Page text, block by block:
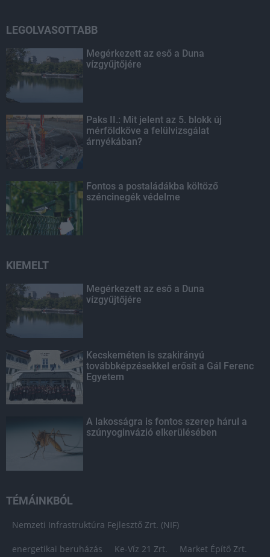
LEGOLVASOTTABB
Megérkezett az eső a Duna
vízgyűjtőjére
Paks II.: Mit jelent az 5. blokk új
mérföldköve a felülvizsgálat
árnyékában?
Fontos a postaládákba költöző
széncinegék védelme
KIEMELT
Megérkezett az eső a Duna
vízgyűjtőjére
Kecskeméten is szakirányú
továbbképzésekkel erősít a Gál Ferenc
Egyetem
A lakosságra is fontos szerep hárul a
szúnyoginvázió elkerülésében
TÉMÁINKBÓL
Nemzeti Infrastruktúra Fejlesztő Zrt. (NIF)
energetikai beruházás Ke-Víz 21 Zrt. Market Építő Zrt.